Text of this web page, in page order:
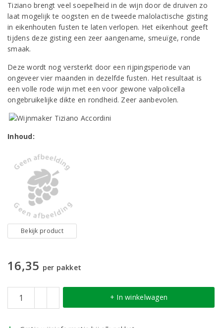
Tiziano brengt veel soepelheid in de wijn door de druiven zo
laat mogelijk te oogsten en de tweede malolactische gisting
in eikenhouten fusten te laten verlopen. Het eikenhout geeft
tijdens deze gisting een zeer aangename, smeuïge, ronde
smaak.
Deze wordt nog versterkt door een rijpingsperiode van
ongeveer vier maanden in dezelfde fusten. Het resultaat is
een volle rode wijn met een voor gewone valpolicella
ongebruikelijke dikte en rondheid. Zeer aanbevolen.
Inhoud:
Bekijk product
16,35 per pakket
+ In winkelwagen